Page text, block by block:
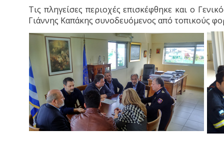
Τις πληγείσες περιοχές επισκέφθηκε και ο
Γιάννης Καπάκης συνοδευόμενος από τοπικούς